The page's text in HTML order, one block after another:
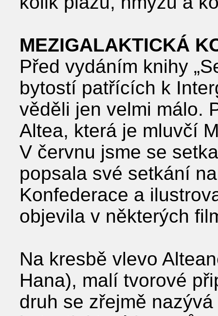
MEZIGALAKTICKÁ
Před vydáním knihy
bytostí patřících k
věděli jen velmi málo.
Altea, která je mluvčí
V červnu jsme se
popsala své setkání
Konfederace a
objevila v některých
Na kresbě vlevo
Hana), malí tvorové
druh se zřejmě